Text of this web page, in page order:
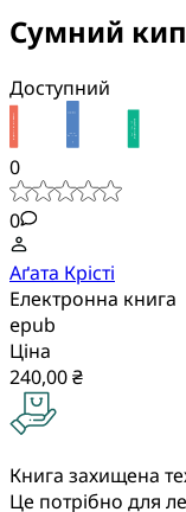
Сумний
Доступний
0
0
Аґата Крісті
Електронна книга
epub
Ціна
240,00 ₴
Книга захищена
Це потрібно для